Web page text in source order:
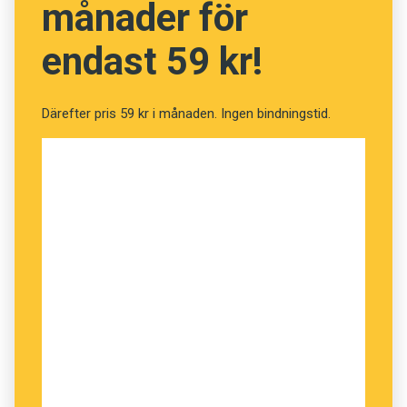
Varje dag får du en bokstav till tävlingsordet
genom att besvara en fråga. Varje dag behöver
första bokstaven i landets namn ingår i
tävlingsordet. För att bilda tävlingsordet
månader för
endast 59 kr!
Därefter pris 59 kr i månaden. Ingen bindningstid.